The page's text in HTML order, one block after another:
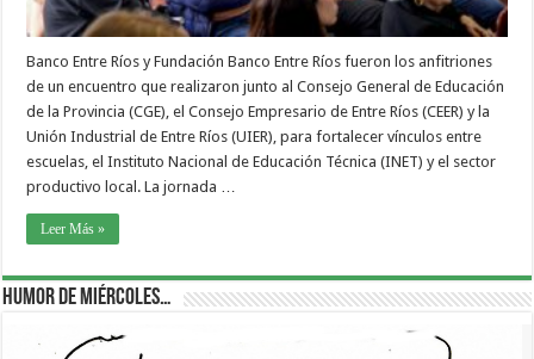
Banco Entre Ríos y Fundación Banco Entre Ríos fueron los anfitriones
de un encuentro que realizaron junto al Consejo General de Educación
de la Provincia (CGE), el Consejo Empresario de Entre Ríos (CEER) y la
Unión Industrial de Entre Ríos (UIER), para fortalecer vínculos entre
escuelas, el Instituto Nacional de Educación Técnica (INET) y el sector
productivo local. La jornada …
Leer Más »
Humor de Miércoles…